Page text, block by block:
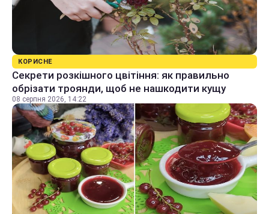
КОРИСНЕ
Секрети розкішного цвітіння: як правильно
обрізати троянди, щоб не нашкодити кущу
08 серпня 2026, 14:22